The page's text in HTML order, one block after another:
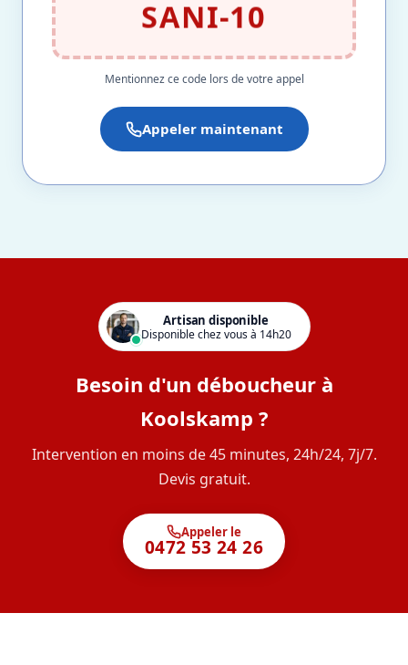
SANI-10
Mentionnez ce code lors de votre appel
Appeler maintenant
Artisan disponible
Disponible chez vous à 14h20
Besoin d'un déboucheur à
Koolskamp ?
Intervention en moins de 45 minutes, 24h/24, 7j/7.
Devis gratuit.
Appeler le
0472 53 24 26